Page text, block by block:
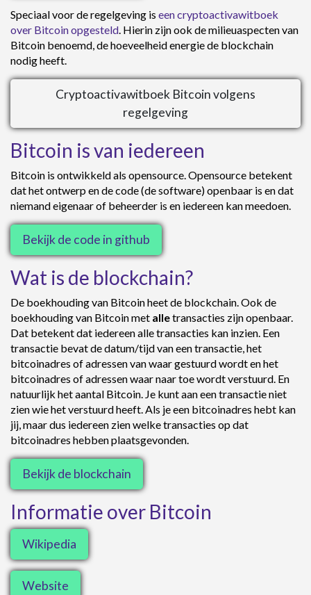
Speciaal voor de regelgeving is een cryptoactivawitboek
over Bitcoin opgesteld. Hierin zijn ook de milieuaspecten van
Bitcoin benoemd, de hoeveelheid energie de blockchain
nodig heeft.
Cryptoactivawitboek Bitcoin volgens
regelgeving
Bitcoin is van iedereen
Bitcoin is ontwikkeld als opensource. Opensource betekent
dat het ontwerp en de code (de software) openbaar is en dat
niemand eigenaar of beheerder is en iedereen kan meedoen.
Bekijk de code in github
Wat is de blockchain?
De boekhouding van Bitcoin heet de blockchain. Ook de
boekhouding van Bitcoin met alletransacties zijn openbaar.
Dat betekent dat iedereen alle transacties kan inzien. Een
transactie bevat de datum/tijd van een transactie, het
bitcoinadres of adressen van waar gestuurd wordt en het
bitcoinadres of adressen waar naar toe wordt verstuurd. En
natuurlijk het aantal Bitcoin. Je kunt aan een transactie niet
zien wie het verstuurd heeft. Als je een bitcoinadres hebt kan
jij, maar dus iedereen zien welke transacties op dat
bitcoinadres hebben plaatsgevonden.
Bekijk de blockchain
Informatie over Bitcoin
Wikipedia
Website